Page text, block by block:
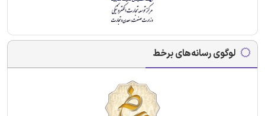
لوگوی رسانه‌های برخط